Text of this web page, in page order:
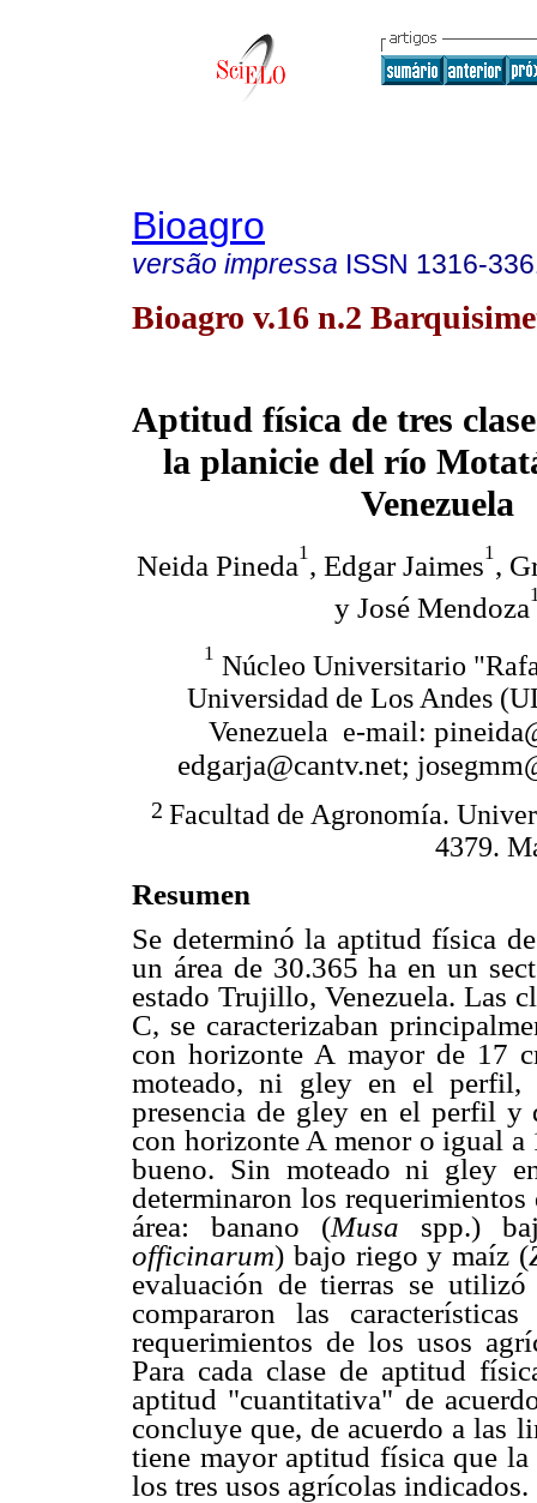
Bioagro
versão impressa ISSN 1316-
Bioagro v.16 n.2
Aptitud física de tres
la planicie del río
Venezuela
Neida Pineda1, Edgar Jaimes1,
y José Mendoza
1 Núcleo Universitario
Universidad de Los Andes
Venezuela e-mail:
edgarja@cantv.net;
2 Facultad de Agronomía.
4379.
Resumen
Se determinó la aptitud física
un área de 30.365 ha en un
estado Trujillo, Venezuela. Las
C, se caracterizaban
con horizonte A mayor de 17
moteado, ni gley en el perfil,
presencia de gley en el perfil y
con horizonte A menor o igual a
bueno. Sin moteado ni gley
determinaron los
área: banano (Musa spp.)
officinarum) bajo riego y maíz (
evaluación de tierras se
compararon las
requerimientos de los usos
Para cada clase de aptitud
aptitud "cuantitativa" de
concluye que, de acuerdo a las
tiene mayor aptitud física que
los tres usos agrícolas indicados.